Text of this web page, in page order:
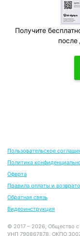
Получите
после
Пользовательское
Политика
Оферта
Правила оплаты и
Обратная связь
Видеоинструкция
© 2017 – 2026, Общество
УНП 790867878, ОКПО